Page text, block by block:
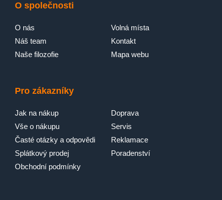
O společnosti
O nás
Náš team
Naše filozofie
Volná místa
Kontakt
Mapa webu
Pro zákazníky
Jak na nákup
Vše o nákupu
Časté otázky a odpovědi
Splátkový prodej
Obchodní podmínky
Doprava
Servis
Reklamace
Poradenství